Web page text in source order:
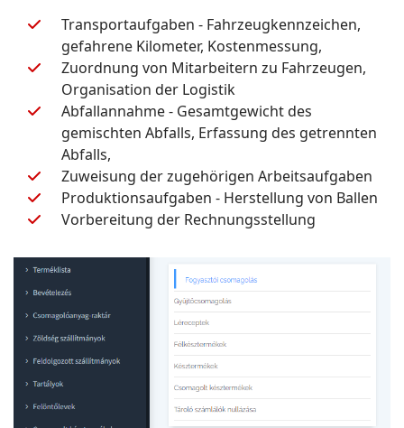
Transportaufgaben - Fahrzeugkennzeichen,
gefahrene Kilometer, Kostenmessung,
Zuordnung von Mitarbeitern zu Fahrzeugen,
Organisation der Logistik
Abfallannahme - Gesamtgewicht des
gemischten Abfalls, Erfassung des getrennten
Abfalls,
Zuweisung der zugehörigen Arbeitsaufgaben
Produktionsaufgaben - Herstellung von Ballen
Vorbereitung der Rechnungsstellung